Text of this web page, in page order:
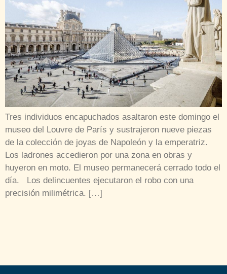
Tres individuos encapuchados asaltaron este domingo el
museo del Louvre de París y sustrajeron nueve piezas
de la colección de joyas de Napoleón y la emperatriz.
Los ladrones accedieron por una zona en obras y
huyeron en moto. El museo permanecerá cerrado todo el
día. Los delincuentes ejecutaron el robo con una
precisión milimétrica. […]